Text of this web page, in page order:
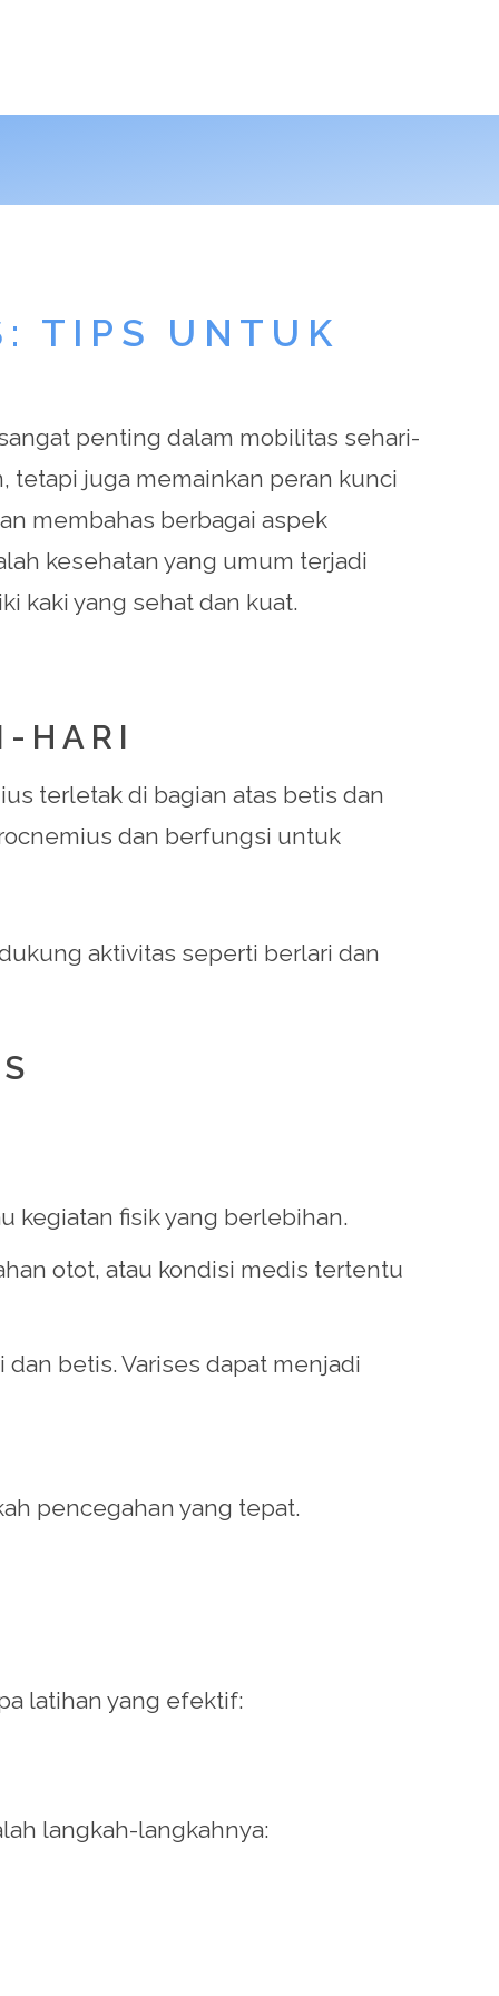
TIPS UNTUK
penting dalam mobilitas sehari-
tetapi juga memainkan peran kunci
membahas berbagai aspek
kesehatan yang umum terjadi
kaki yang sehat dan kuat.
HARI
terletak di bagian atas betis dan
dan berfungsi untuk
aktivitas seperti berlari dan
kegiatan fisik yang berlebihan.
otot, atau kondisi medis tertentu
betis. Varises dapat menjadi
pencegahan yang tepat.
latihan yang efektif:
langkah-langkahnya: